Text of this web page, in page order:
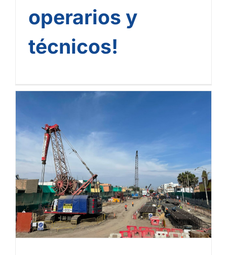
operarios y
técnicos!
Metro de Lima: 6 años
construyendo el futuro de
la capital peruana